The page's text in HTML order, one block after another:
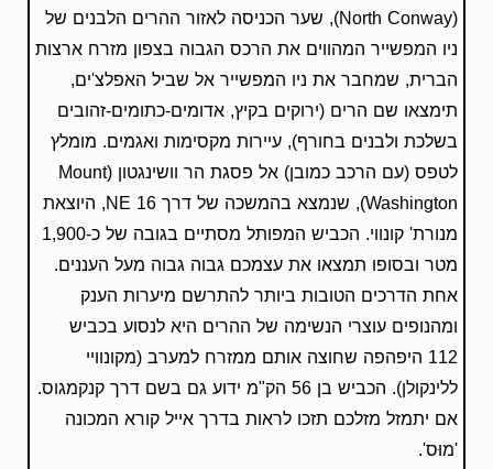
(North Conway), שער הכניסה לאזור ההרים הלבנים של
ניו המפשייר המהווים את הרכס הגבוה בצפון מזרח ארצות
הברית, שמחבר את ניו המפשייר אל שביל האפלצ'ים,
תימצאו שם הרים (ירוקים בקיץ, אדומים-כתומים-זהובים
בשלכת ולבנים בחורף), עיירות מקסימות ואגמים. מומלץ
לטפס (עם הרכב כמובן) אל פסגת הר וושינגטון (Mount
Washington), שנמצא בהמשכה של דרך NE 16, היוצאת
מנורת' קונווי. הכביש המפותל מסתיים בגובה של כ-1,900
מטר ובסופו תמצאו את עצמכם גבוה גבוה מעל העננים.
אחת הדרכים הטובות ביותר להתרשם מיערות הענק
ומהנופים עוצרי הנשימה של ההרים היא לנסוע בכביש
112 היפהפה שחוצה אותם ממזרח למערב (מקונוויי
ללינקולן). הכביש בן 56 הק"מ ידוע גם בשם דרך קנקמגוס.
אם יתמזל מזלכם תזכו לראות בדרך אייל קורא המכונה
'מוּס'.